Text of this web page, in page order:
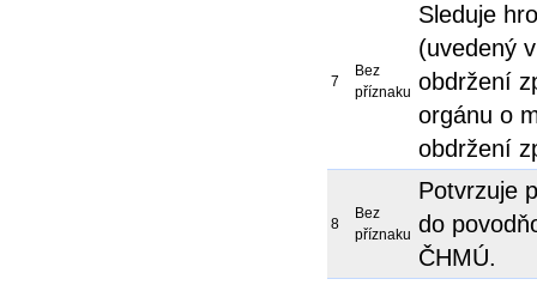
7
Bez
příznaku
Sleduje
(uvedený
obdržení
orgánu o
obdržení
8
Bez
příznaku
Potvrzuje
do
ČHMÚ.